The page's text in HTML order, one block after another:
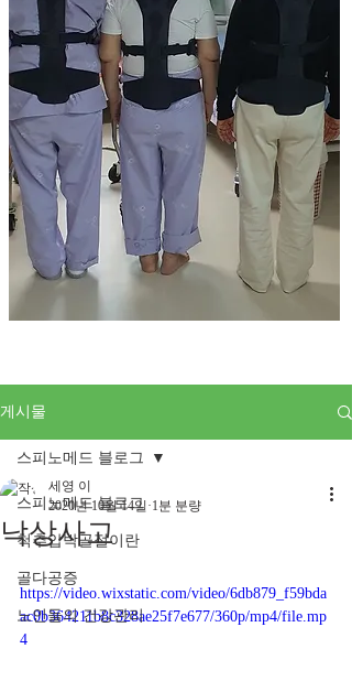
게시물
스피노메드 블로그
척추압박골절이란
골다공증
노인들의 건강관리
스피노메드 블로그
낙상사고
세영 이
2020년 10월 14일 1분 분량
https://video.wixstatic.com/video/6db879_f59bda
ac0b364211b8c328ae25f7e677/360p/mp4/file.mp
4